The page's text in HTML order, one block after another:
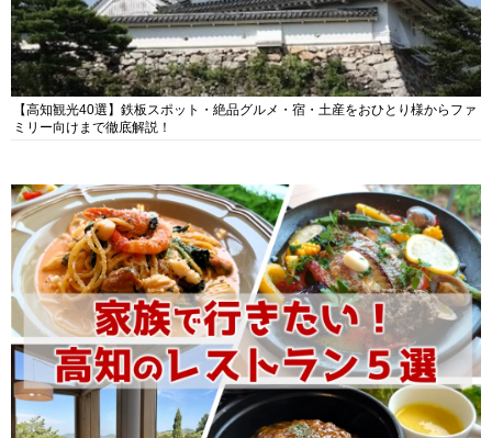
【高知観光40選】鉄板スポット・絶品グルメ・宿・土産をおひとり様からファ
ミリー向けまで徹底解説！